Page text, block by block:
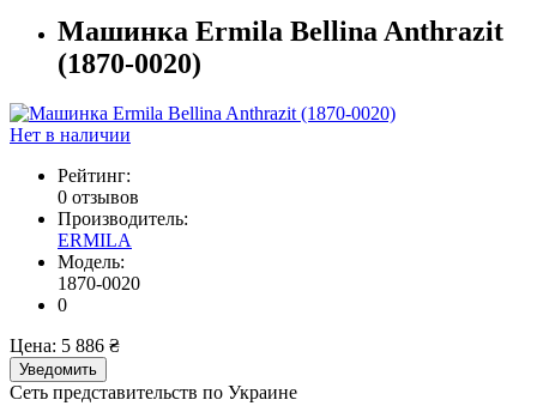
Машинка Ermila Bellina Anthrazit
(1870-0020)
Нет в наличии
Рейтинг:
0 отзывов
Производитель:
ERMILA
Модель:
1870-0020
0
Цена: 5 886 ₴
Уведомить
Сеть представительств по Украине